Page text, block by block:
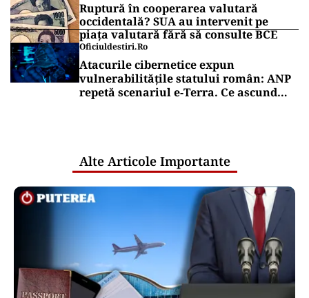
Ruptură în cooperarea valutară
occidentală? SUA au intervenit pe
piața valutară fără să consulte BCE
Oficiuldestiri.ro
Atacurile cibernetice expun
vulnerabilitățile statului român: ANP
repetă scenariul e‑Terra. Ce ascund
Alte Articole Importante